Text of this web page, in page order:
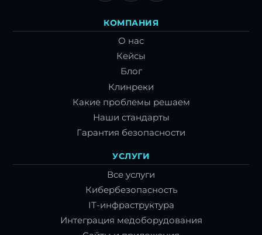
КОМПАНИЯ
О нас
Кейсы
Блог
Клинреки
Какие проблемы решаем
Наши стандарты
Гарантия безопасности
УСЛУГИ
Все услуги
Кибербезопасность
IT-инфраструктура
Интеграция медоборудования